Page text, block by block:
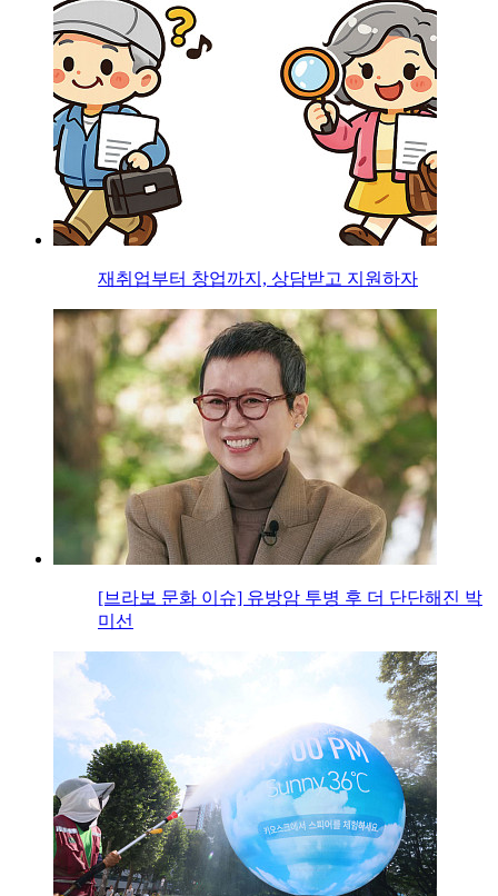
재취업부터 창업까지, 상담받고 지원하자
[브라보 문화 이슈] 유방암 투병 후 더 단단해진 박
미선